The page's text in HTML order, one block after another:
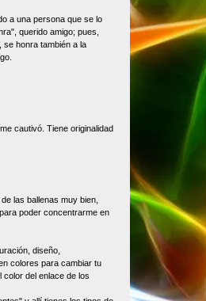
a una persona que se lo
querido amigo; pues,
se honra también a la
cautivó. Tiene originalidad
las ballenas muy bien,
poder concentrarme en
diseño,
colores para cambiar tu
del enlace de los